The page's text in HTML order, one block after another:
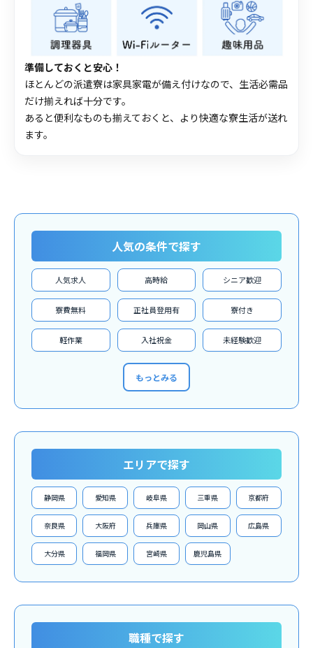
準備しておくと安心！
ほとんどの派遣寮は家具家電が備え付けなので、生活必需品
だけ揃えれば十分です。
あると便利なものも揃えておくと、より快適な寮生活が送れ
ます。
人気の条件で探す
人気求人 高時給 シニア歓迎
寮費無料 正社員登用有 寮付き
軽作業 入社祝金 未経験歓迎
もっとみる
エリアで探す
静岡県 愛知県 岐阜県 三重県 京都府
奈良県 大阪府 兵庫県 岡山県 広島県
大分県 福岡県 宮崎県 鹿児島県
職種で探す